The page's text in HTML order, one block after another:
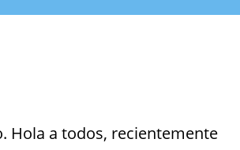
Hola a todos, recientemente